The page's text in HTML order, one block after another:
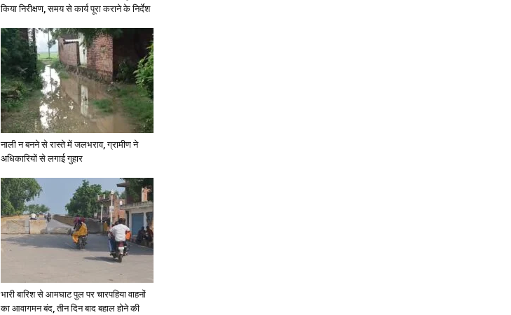
किया निरीक्षण, समय से कार्य पूरा कराने के निर्देश
नाली न बनने से रास्ते में जलभराव, ग्रामीण ने
अधिकारियों से लगाई गुहार
भारी बारिश से आमघाट पुल पर चारपहिया वाहनों
का आवागमन बंद, तीन दिन बाद बहाल होने की